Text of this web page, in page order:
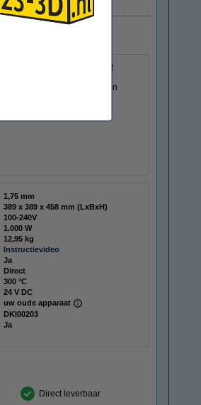
behuizing, geleverd met het
Dankzij de hoge
voor makers die gemak en
1,75 mm
389 x 389 x 458 mm (LxBxH)
100-240V
1.000 W
12,95 kg
Instructievideo
Ja
Direct
300 °C
24 V DC
uw oude apparaat
DKI00203
Ja
Direct leverbaar